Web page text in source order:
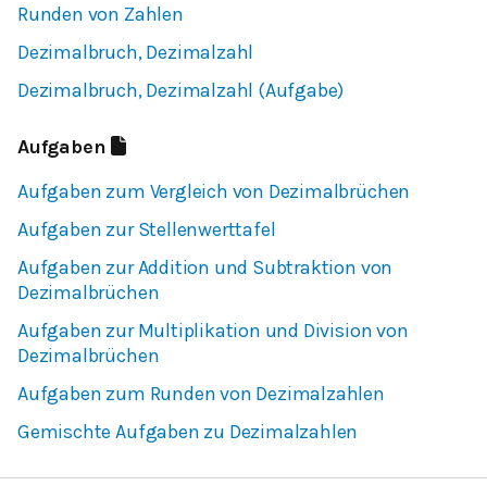
Runden von Zahlen
Dezimalbruch, Dezimalzahl
Dezimalbruch, Dezimalzahl (Aufgabe)
Aufgaben
Aufgaben zum Vergleich von Dezimalbrüchen
Aufgaben zur Stellenwerttafel
Aufgaben zur Addition und Subtraktion von
Dezimalbrüchen
Aufgaben zur Multiplikation und Division von
Dezimalbrüchen
Aufgaben zum Runden von Dezimalzahlen
Gemischte Aufgaben zu Dezimalzahlen